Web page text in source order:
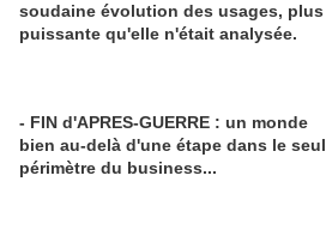
soudaine évolution des usages, plus
puissante qu'elle n'était analysée.
- FIN d'APRES-GUERRE : un monde
bien au-delà d'une étape dans le seul
périmètre du business...